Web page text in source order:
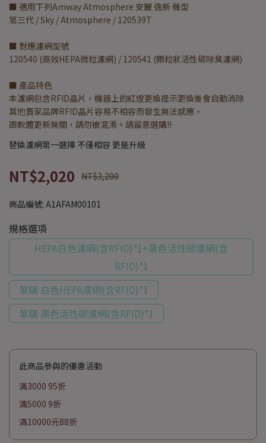
■ 適用下列Amway Atmosphere 安麗 逸新 機型
第三代 / Sky / Atmosphere / 120539T
■ 對應濾網型號
120540 (高效HEPA微粒濾網) / 120541 (顆粒狀活性碳除臭濾網)
■ 產品特色
本濾網包含RFID晶片，機器上的紅燈更換提示更換後會自動消除
其他賣家品牌RFID晶片容易不相容而發生無法感應，
跟軟體更新無關，請勿被混淆。請留意選購!!
替換濾網第一選擇 不僅相容 更是升級
NT$2,020 NT$3,200
商品編號: A1AFAM00101
規格選項
HEPA白色濾網(含RFID)*1+黑色活性碳濾網(含
RFID)*1
單購 白色HEPA濾網(含RFID)*1
單購 黑色活性碳濾網(含RFID)*1
此商品參與的優惠活動
滿3000 95折
滿5000 9折
滿10000元88折